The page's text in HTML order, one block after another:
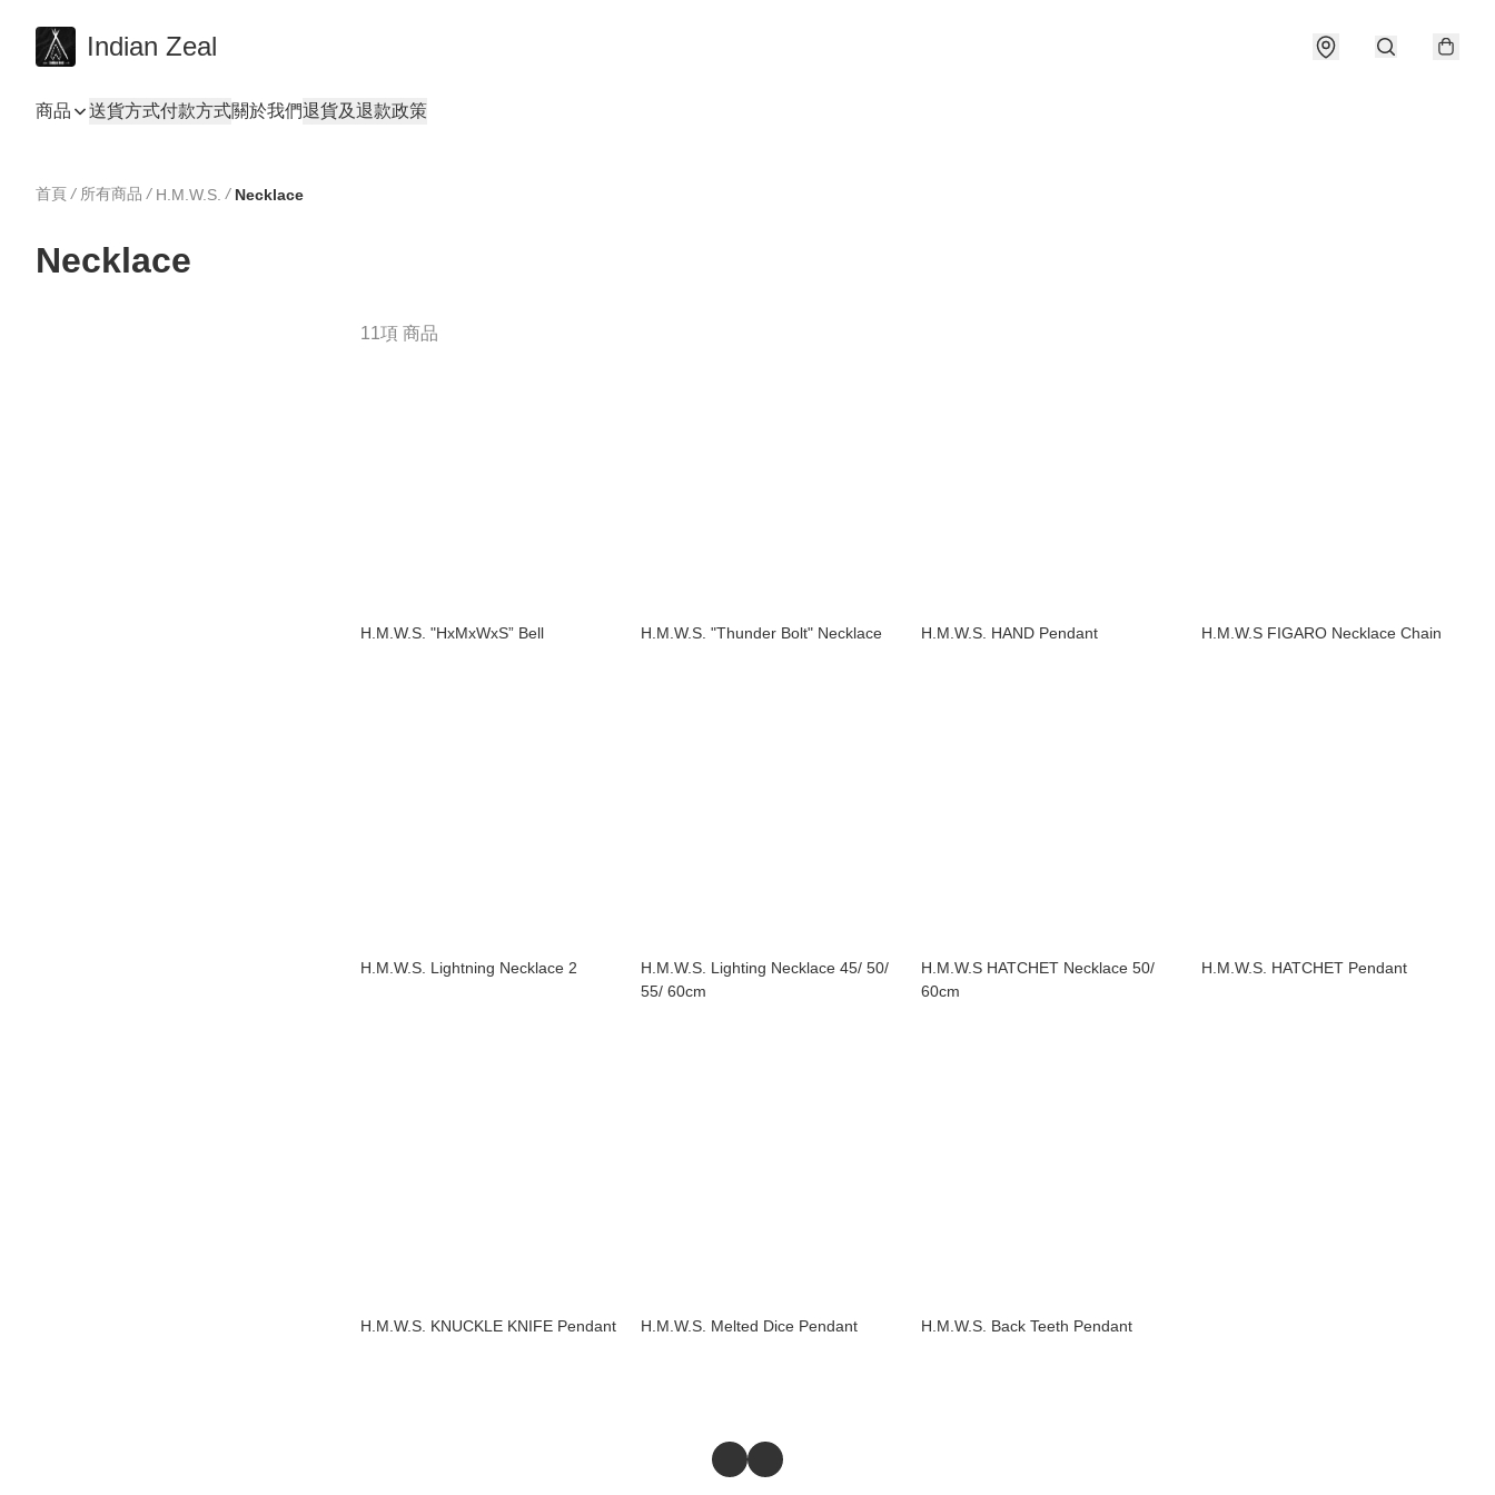
Indian Zeal
商品 送貨方式付款方式關於我們退貨及退款政策
首頁 / 所有商品 / H.M.W.S. / Necklace
Necklace
11項 商品
H.M.W.S. "HxMxWxS” Bell H.M.W.S. "Thunder Bolt" Necklace H.M.W.S. HAND Pendant H.M.W.S FIGARO Necklace Chain
H.M.W.S. Lightning Necklace 2
H.M.W.S. Lighting Necklace 45/ 50/
55/ 60cm
H.M.W.S HATCHET Necklace 50/
60cm
H.M.W.S. HATCHET Pendant
H.M.W.S. KNUCKLE KNIFE Pendant H.M.W.S. Melted Dice Pendant H.M.W.S. Back Teeth Pendant